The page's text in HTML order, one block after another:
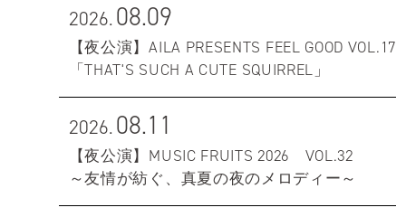
2026.08.09
【夜公演】AILA PRESENTS FEEL GOOD VOL.17
「THAT'S SUCH A CUTE SQUIRREL」
2026.08.11
【夜公演】MUSIC FRUITS 2026 VOL.32
～友情が紡ぐ、真夏の夜のメロディー～